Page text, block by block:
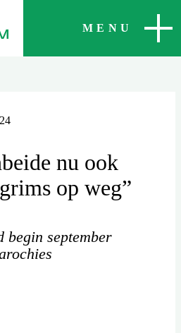
MENU
SLUITEN
nu ook
op weg”
begin september